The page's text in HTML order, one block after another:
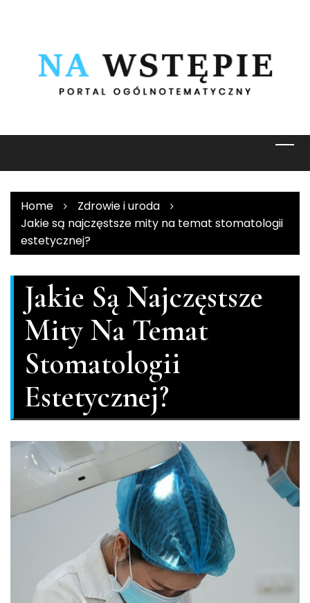
Home
Zdrowie i uroda
Jakie są najczęstsze mity na temat stomatologii
estetycznej?
Jakie Są Najczęstsze
Mity Na Temat
Stomatologii
Estetycznej?